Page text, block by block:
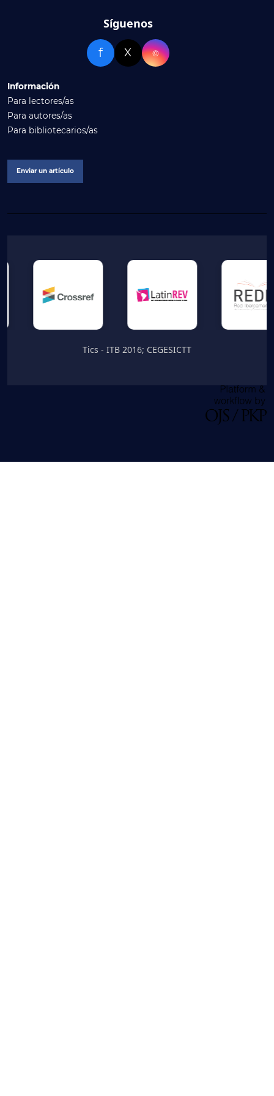
Síguenos
f X ⌾
Información
Para lectores/as
Para autores/as
Para bibliotecarios/as
Enviar un artículo
Tics - ITB 2016; CEGESICTT